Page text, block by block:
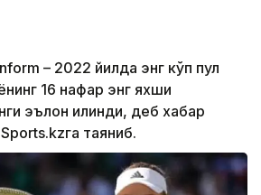
– 2022 йилда энг кўп пул
16 нафар энг яхши
эълон қилинди, деб хабар
таяниб.